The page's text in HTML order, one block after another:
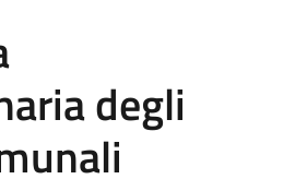
degli